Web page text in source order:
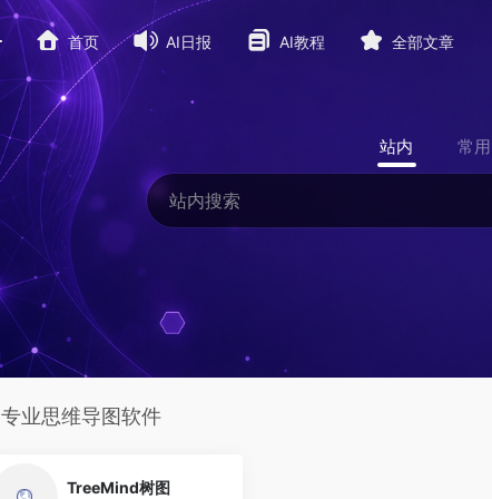
首页 AI日报 AI教程 全部文章
站内 常用
专业思维导图软件
TreeMind树图